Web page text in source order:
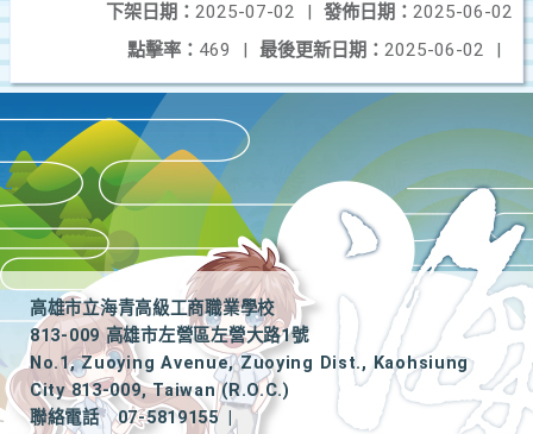
發佈日期： 2025-06-02
下架日期： 2025-07-02
|
最後更新日期： 2025-06-02 |
點擊率： 469 |
高雄市立海青高級工商職業學校
813-009 高雄市左營區左營大路1號
No.1, Zuoying Avenue, Zuoying Dist., Kaohsiung
City 813-009, Taiwan (R.O.C.)
聯絡電話
07-5819155
|